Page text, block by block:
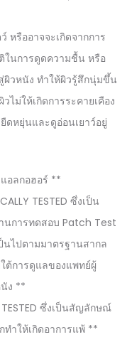
หรืออาจจะเกิดจากการ
นการดูดความชื้น หรือ
ผิวหนัง ทำให้ผิวรู้สึกนุ่มขึ้น
ไม่ให้เกิดการระคายเคือง
ดหยุ่นและดูอ่อนเยาว์อยู่
อลกอฮอร์ **
TESTED ซึ่งเป็น
การทดสอบ Patch Test
ไปตามมาตรฐานสากล
ต้การดูแลของแพทย์ผู้
ง **
TESTED ซึ่งเป็นสัญลักษณ์
ำให้เกิดอาการแพ้ **